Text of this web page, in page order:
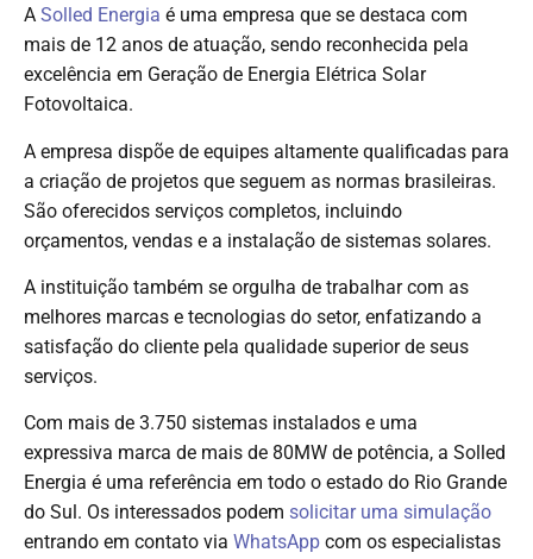
A Solled Energia é uma empresa que se destaca com
mais de 12 anos de atuação, sendo reconhecida pela
excelência em Geração de Energia Elétrica Solar
Fotovoltaica.
A empresa dispõe de equipes altamente qualificadas para
a criação de projetos que seguem as normas brasileiras.
São oferecidos serviços completos, incluindo
orçamentos, vendas e a instalação de sistemas solares.
A instituição também se orgulha de trabalhar com as
melhores marcas e tecnologias do setor, enfatizando a
satisfação do cliente pela qualidade superior de seus
serviços.
Com mais de 3.750 sistemas instalados e uma
expressiva marca de mais de 80MW de potência, a Solled
Energia é uma referência em todo o estado do Rio Grande
do Sul. Os interessados podem solicitar uma simulação
entrando em contato via WhatsApp com os especialistas